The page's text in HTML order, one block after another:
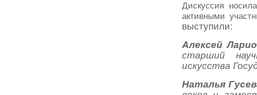
Дискуссия
активными
выступили:
Алексей
старший
искусства
Наталья